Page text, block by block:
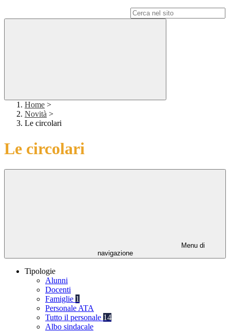
Home >
Novità >
Le circolari
Le circolari
Menu di
navigazione
Tipologie
Alunni
Docenti
Famiglie 1
Personale ATA
Tutto il personale 14
Albo sindacale